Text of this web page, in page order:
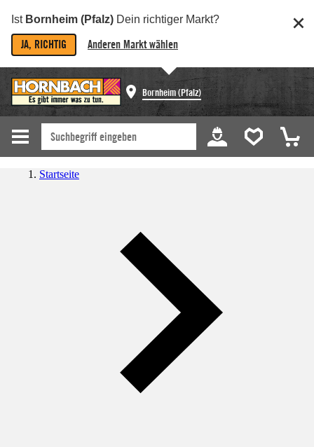
Ist Bornheim (Pfalz) Dein richtiger Markt?
JA, RICHTIG Anderen Markt wählen
Bornheim (Pfalz)
Startseite